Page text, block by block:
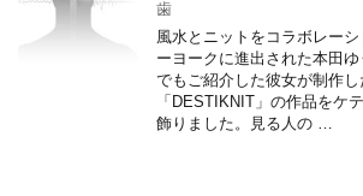
歯
風水とニットをコラボレー
ーヨークに進出された本田
でもご紹介した彼女が制作し
「DESTIKNIT」の作品をケ
飾りました。見る人の …